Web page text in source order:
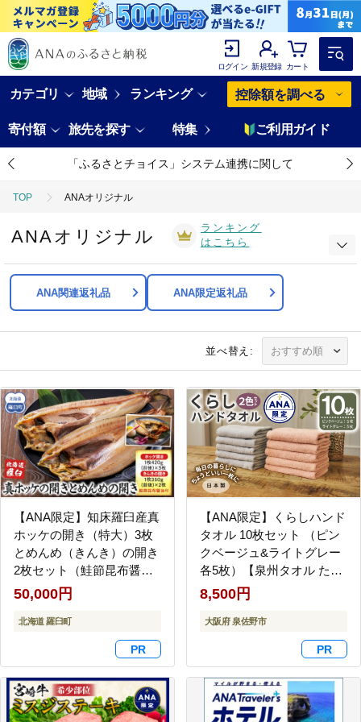
ログイン 新規登録 カート
カテゴリ 地域 ランキング 控除額を調べる
寄付額 旅先を探す 特集 ご利用ガイド
「ふるさとチョイス」システム連携に関して
TOP ANAオリジナル
ANAオリジナル
ランキング
はこちら
ANA関連返礼品 ANA限定返礼品
並べ替え:
【ANA限定】知床羅臼産真
ホッケの開き（特大）3枚
とめんめ（きんき）の開き
2枚セット（鮭節昆布醤油
付き） 法華 ほっけ 魚 魚介
類 海鮮 加工品 海の幸 干物
グリル 焼くだけ ジューシ
ー 贈答 ギフト 贈り物 お歳
50,000円
北海道 羅臼町
【ANA限定】くらしハンド
タオル 10枚セット （ピン
クベージュ&ライトグレー
各5枚）【泉州タオル たお
る 国産 吸水 普段使い シン
プル 日用品 家族 ファミリ
ー】 G4434
8,500円
大阪府 泉佐野市